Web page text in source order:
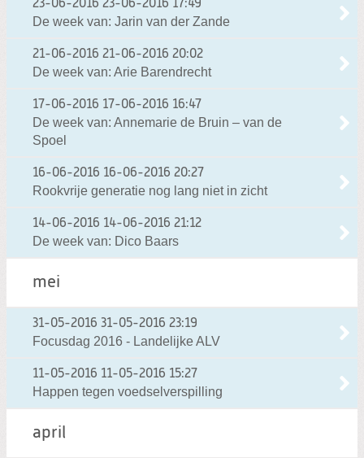
23-06-2016 23-06-2016 17:49
De week van: Jarin van der Zande
21-06-2016 21-06-2016 20:02
De week van: Arie Barendrecht
17-06-2016 17-06-2016 16:47
De week van: Annemarie de Bruin – van de
Spoel
16-06-2016 16-06-2016 20:27
Rookvrije generatie nog lang niet in zicht
14-06-2016 14-06-2016 21:12
De week van: Dico Baars
mei
31-05-2016 31-05-2016 23:19
Focusdag 2016 - Landelijke ALV
11-05-2016 11-05-2016 15:27
Happen tegen voedselverspilling
april